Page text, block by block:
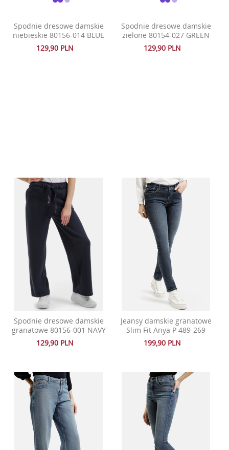
Spodnie dresowe damskie
niebieskie 80156-014 BLUE
129,90 PLN
Spodnie dresowe damskie
zielone 80154-027 GREEN
129,90 PLN
Spodnie dresowe damskie
granatowe 80156-001 NAVY
129,90 PLN
Jeansy damskie granatowe
Slim Fit Anya P 489-269
199,90 PLN